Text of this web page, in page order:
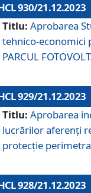
930/21.12.2023
Titlu: Aprobarea
tehnico-economici
PARCUL
929/21.12.2023
Titlu: Aprobarea
lucrărilor aferenți
protecție
928/21.12.2023